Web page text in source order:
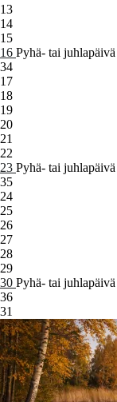
13
14
15
16 Pyhä- tai juhlapäivä
34
17
18
19
20
21
22
23 Pyhä- tai juhlapäivä
35
24
25
26
27
28
29
30 Pyhä- tai juhlapäivä
36
31